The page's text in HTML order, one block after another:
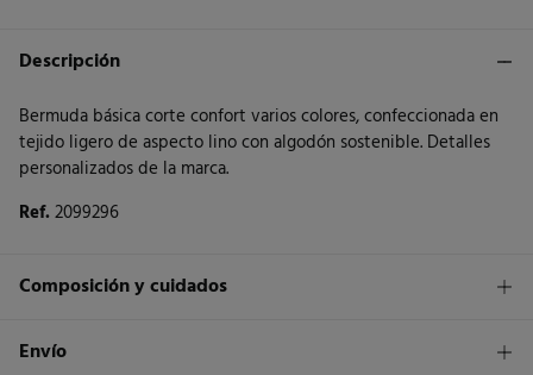
Descripción
Bermuda básica corte confort varios colores, confeccionada en
tejido ligero de aspecto lino con algodón sostenible. Detalles
personalizados de la marca.
Ref.2099296
Composición y cuidados
Composición
Envío